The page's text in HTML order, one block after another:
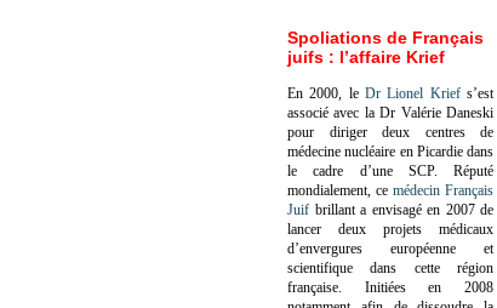
Spoliations de Français
juifs : l’affaire Krief
En 2000, le Dr Lionel Kriefs’est
associé avec la Dr Valérie Daneski
pour diriger deux centres de
médecine nucléaire en Picardie dans
le cadre d’une SCP. Réputé
mondialement, ce médecin Français
Juif brillant a envisagé en 2007 de
lancer deux projets médicaux
d’envergures européenne et
scientifique dans cette région
française. Initiées en 2008